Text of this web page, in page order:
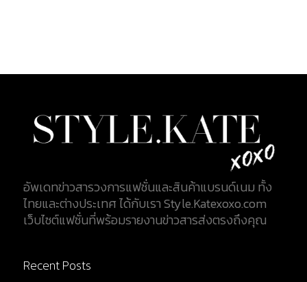
ประวัติศาสตร์ Gabrielle Chanel หยิบยืมดีไซน์มาจาก
รังสรรค์ เฉดสีสุดพิเศษ...
อัพเดทข่าวสารวงการแฟชั่นและสินค้าแบรนด์เนม ทั้ง
ไทยและต่างประเทศ ได้กับเรา Style.Katexoxo.com
เว็บไซต์แฟชั่นที่พร้อมรายงานข่าวสารส่งตรงถึงคุณ
Recent Posts